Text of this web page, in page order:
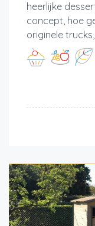
heerlijke
concept, hoe
originele